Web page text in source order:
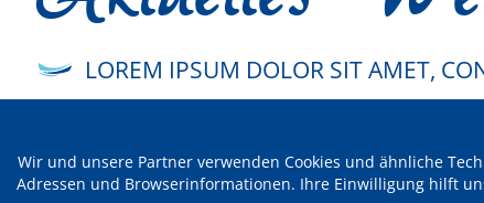
Wir und unsere Partner verwenden Cookies und ähnliche
Adressen und Browserinformationen. Ihre Einwilligung hilft
LOREM IPSUM DOLOR SIT AMET,
Aktuelles Wetter